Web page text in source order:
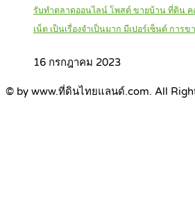
รับทำตลาดออนไลน์ โพสต์ ขายบ้าน ที่ดิน
เน็ต เป็นเรื่องจำเป็นมาก มีเปอร์เซ็นต์ การข
16 กรกฎาคม 2023
© by www.ที่ดินไทยแลนด์.com. All